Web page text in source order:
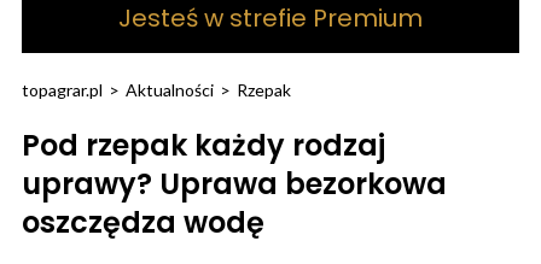
Jesteś w strefie Premium
topagrar.pl > Aktualności > Rzepak
Pod rzepak każdy rodzaj
uprawy? Uprawa bezorkowa
oszczędza wodę